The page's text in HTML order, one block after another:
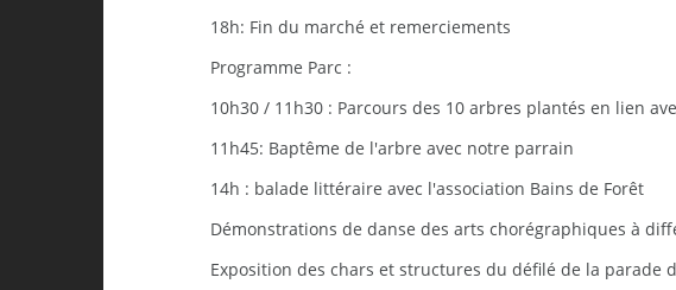
18h: Fin du marché et remerciements
Programme Parc :
10h30 / 11h30 : Parcours des 10 arbres plantés en lien
11h45: Baptême de l'arbre avec notre parrain
14h : balade littéraire avec l'association Bains de Forêt
Démonstrations de danse des arts chorégraphiques à
Exposition des chars et structures du défilé de la parade